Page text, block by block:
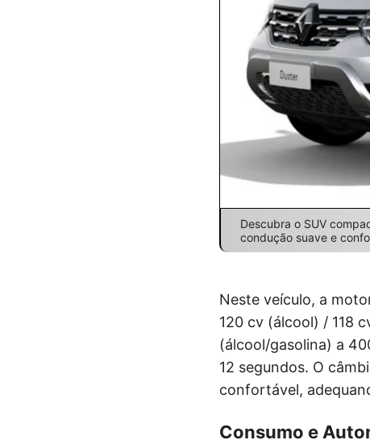
Descubra o SUV
condução suave e
Neste veículo, a
120 cv (álcool) / 118
(álcool/gasolina) a
12 segundos. O
confortável,
Consumo e